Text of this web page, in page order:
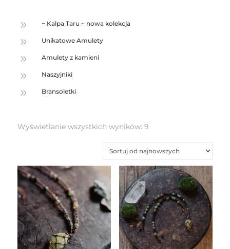
9 ~ Kalpa Taru ~ nowa kolekcja
9 Unikatowe Amulety
9 Amulety z kamieni
9 Naszyjniki
9 Bransoletki
Wyświetlanie wszystkich wyników: 9Posortowane
najnowszych